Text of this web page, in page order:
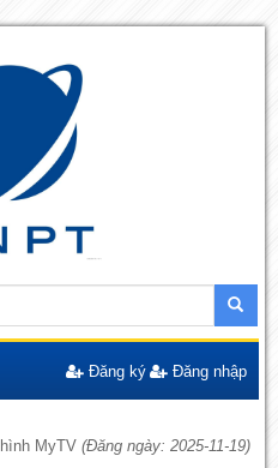
Đăng ký Đăng nhập
MyTV (Đăng ngày: 2025-11-19)